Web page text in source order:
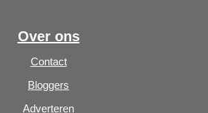
Over ons
Contact
Bloggers
Adverteren